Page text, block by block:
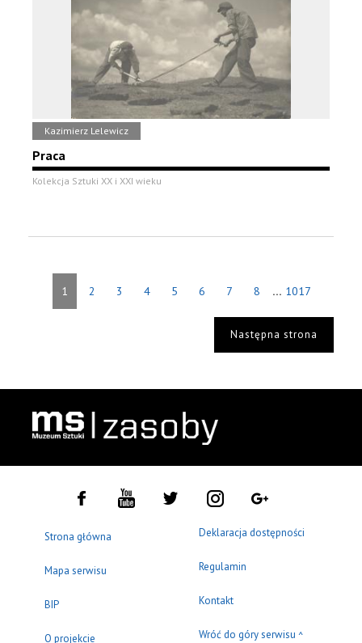
Kazimierz Lelewicz
Praca
Kolekcja Sztuki XX i XXI wieku
1 2 3 4 5 6 7 8 ... 1017
Następna strona
Strona główna
Mapa serwisu
BIP
O projekcie
Deklaracja dostępności
Regulamin
Kontakt
Wróć do góry serwisu ^